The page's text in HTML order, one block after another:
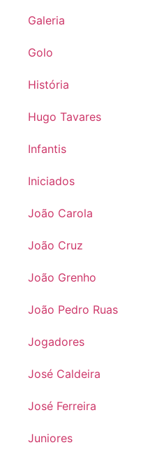
Galeria
Golo
História
Hugo Tavares
Infantis
Iniciados
João Carola
João Cruz
João Grenho
João Pedro Ruas
Jogadores
José Caldeira
José Ferreira
Juniores